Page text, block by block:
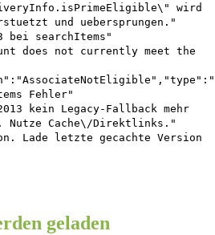
wird
und uebersprungen."
bei searchItems"
does not currently meet the
Fehler"
kein Legacy-Fallback mehr
Nutze Cache\/Direktlinks."
Lade letzte gecachte Version
geladen